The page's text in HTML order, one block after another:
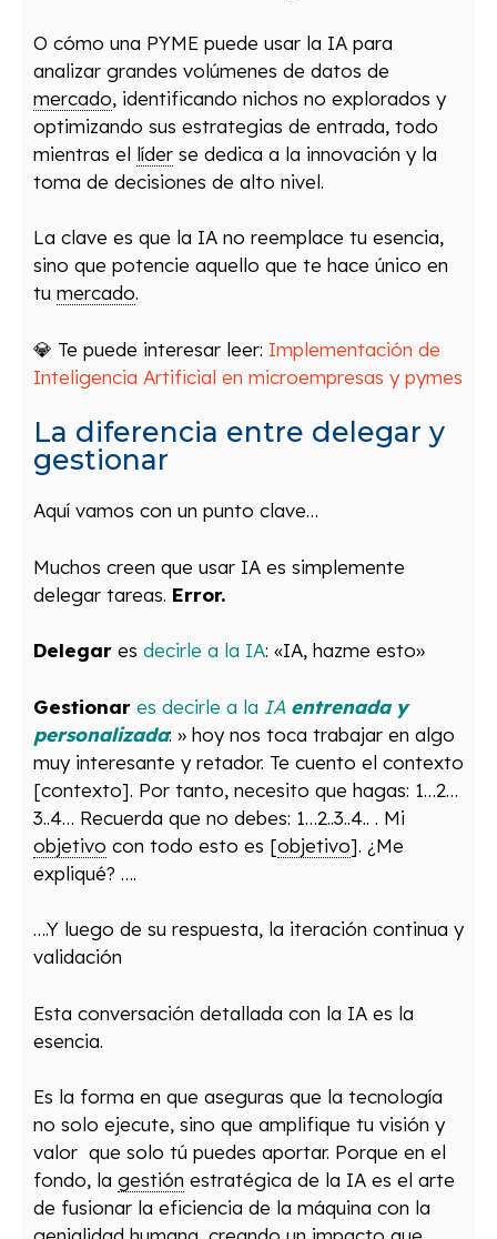
O cómo una PYME puede usar la IA para
analizar grandes volúmenes de datos de
mercado, identificando nichos no explorados y
optimizando sus estrategias de entrada, todo
mientras el líder se dedica a la innovación y la
toma de decisiones de alto nivel.
La clave es que la IA no reemplace tu esencia,
sino que potencie aquello que te hace único en
tu mercado.
💎 Te puede interesar leer: Implementación de
Inteligencia Artificial en microempresas y pymes
La diferencia entre delegar y
gestionar
Aquí vamos con un punto clave…
Muchos creen que usar IA es simplemente
delegar tareas. Error.
Delegar es decirle a la IA: «IA, hazme esto»
Gestionar es decirle a la IA entrenada y
personalizada: » hoy nos toca trabajar en algo
muy interesante y retador. Te cuento el contexto
[contexto]. Por tanto, necesito que hagas: 1…2…
3..4… Recuerda que no debes: 1…2..3..4.. . Mi
objetivo con todo esto es [objetivo]. ¿Me
expliqué? ….
….Y luego de su respuesta, la iteración continua y
validación
Esta conversación detallada con la IA es la
esencia.
Es la forma en que aseguras que la tecnología
no solo ejecute, sino que amplifique tu visión y
valor que solo tú puedes aportar. Porque en el
fondo, la gestión estratégica de la IA es el arte
de fusionar la eficiencia de la máquina con la